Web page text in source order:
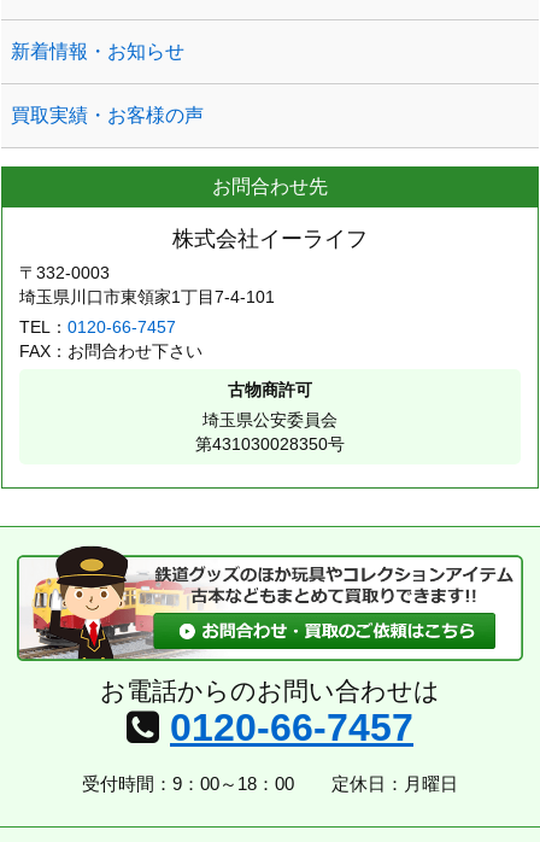
新着情報・お知らせ
買取実績・お客様の声
お問合わせ先
株式会社イーライフ
〒332-0003
埼玉県川口市東領家1丁目7-4-101
TEL：0120-66-7457
FAX：お問合わせ下さい
古物商許可
埼玉県公安委員会
第431030028350号
お電話からのお問い合わせは
0120-66-7457
受付時間：9：00～18：00 定休日：月曜日